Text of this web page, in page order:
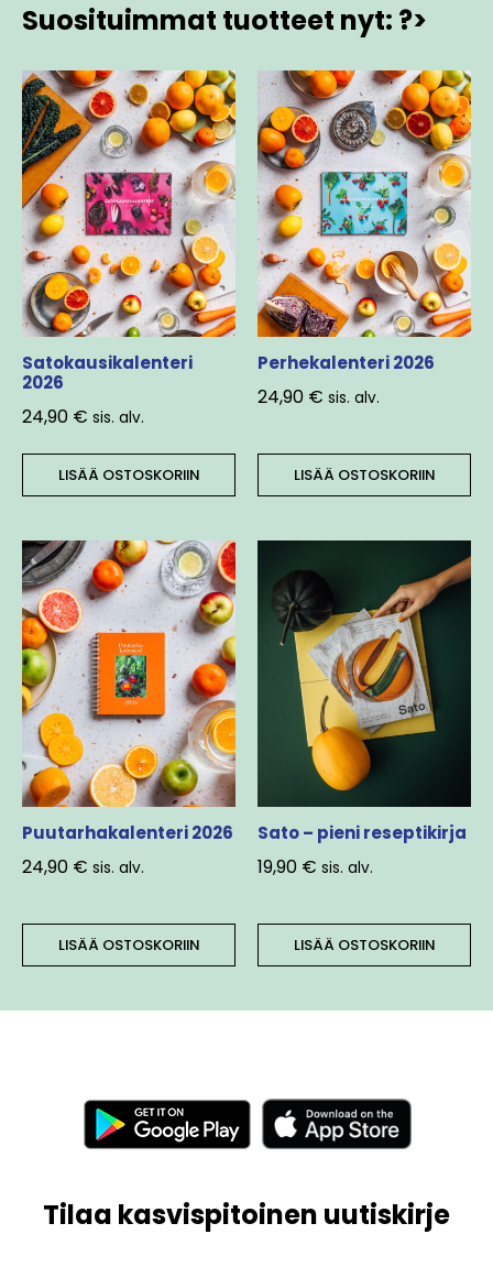
Suosituimmat tuotteet nyt: ?>
Satokausikalenteri
2026
24,90 € sis. alv.
LISÄÄ OSTOSKORIIN
Perhekalenteri 2026
24,90 € sis. alv.
LISÄÄ OSTOSKORIIN
Puutarhakalenteri 2026
24,90 € sis. alv.
LISÄÄ OSTOSKORIIN
Sato – pieni reseptikirja
19,90 € sis. alv.
LISÄÄ OSTOSKORIIN
Tilaa kasvispitoinen uutiskirje